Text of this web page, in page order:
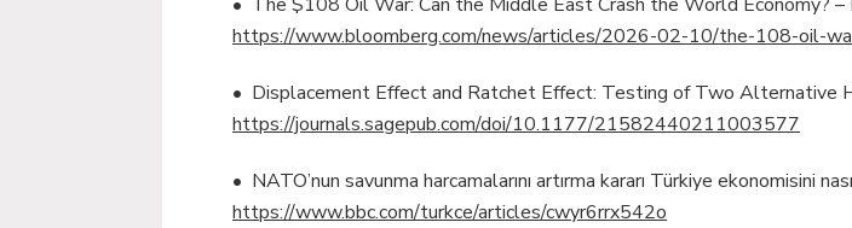
https://www.bloomberg.com/news/articles/2026-02-10/the-108-oil-
• Displacement Effect and Ratchet Effect: Testing of Two Alternative
https://journals.sagepub.com/doi/10.1177/21582440211003577
• NATO’nun savunma harcamalarını artırma kararı Türkiye ekonomisini
https://www.bbc.com/turkce/articles/cwyr6rrx542o